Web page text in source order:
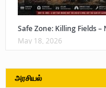
Safe Zone: Killing Fields –
May 18, 2026
அரசியல்